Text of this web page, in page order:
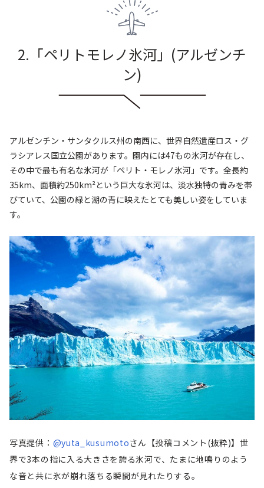
2.「ペリトモレノ氷河 」 (アルゼンチ
ン)
アルゼンチン・サンタクルス州の南西に、世界自然遺産ロス・グ
ラシアレス国立公園があります。園内には47もの氷河が存在し、
その中で最も有名な氷河が「ペリト・モレノ氷河」です。全長約
35km、面積約250km²という巨大な氷河は、淡水独特の青みを帯
びていて、公園の緑と湖の青に映えたとても美しい姿をしていま
す。
写真提供： @yuta_kusumotoさん 【投稿コメント(抜粋)】世
界で3本の指に入る大きさを誇る氷河で、たまに地鳴りのよう
な音と共に氷が崩れ落ちる瞬間が見れたりする。